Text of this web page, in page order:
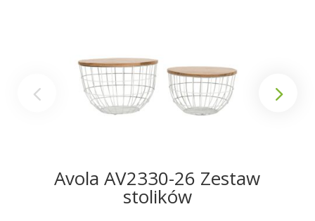
Avola AV2330-26 Zestaw
stolików